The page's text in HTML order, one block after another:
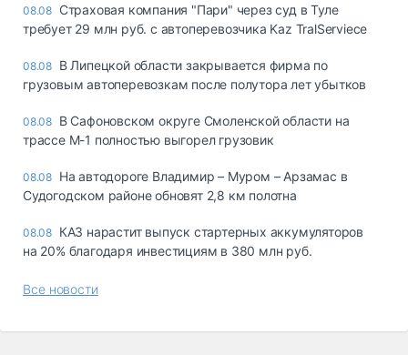
08.08 Страховая компания "Пари" через суд в Туле
требует 29 млн руб. с автоперевозчика Kaz TralServiece
08.08 В Липецкой области закрывается фирма по
грузовым автоперевозкам после полутора лет убытков
08.08 В Сафоновском округе Смоленской области на
трассе М-1 полностью выгорел грузовик
08.08 На автодороге Владимир – Муром – Арзамас в
Судогодском районе обновят 2,8 км полотна
08.08 КАЗ нарастит выпуск стартерных аккумуляторов
на 20% благодаря инвестициям в 380 млн руб.
Все новости